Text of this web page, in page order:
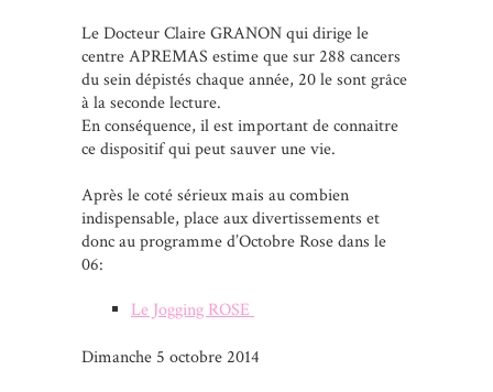
Le Docteur Claire GRANON qui dirige le
centre APREMAS estime que sur 288 cancers
du sein dépistés chaque année, 20 le sont grâce
à la seconde lecture.
En conséquence, il est important de connaitre
ce dispositif qui peut sauver une vie.
Après le coté sérieux mais au combien
indispensable, place aux divertissements et
donc au programme d’Octobre Rose dans le
06:
Le Jogging ROSE
Dimanche 5 octobre 2014